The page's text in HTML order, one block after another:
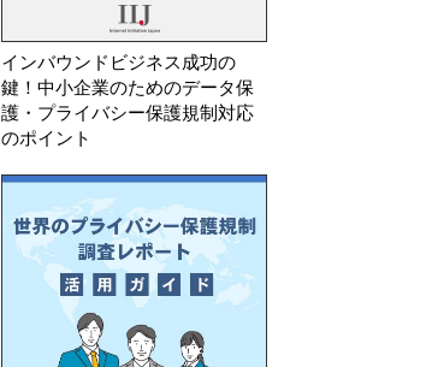
インバウンドビジネス成功の
鍵！中小企業のためのデータ保
護・プライバシー保護規制対応
のポイント